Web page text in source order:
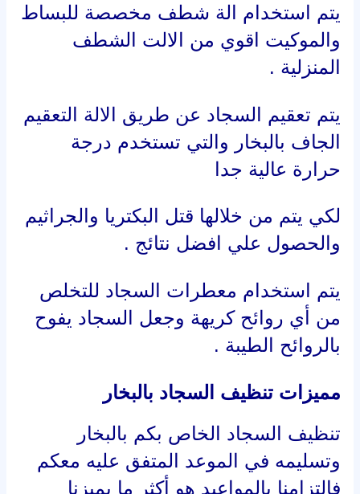
يتم استخدام الة شطف مخصصة للبساط
والموكيت اقوي من الالت الشطف
المنزلية .
يتم تعقيم السجاد عن طريق الالة التعقيم
الجاف بالبخار والتي تستخدم درجة
حرارة عالية جدا
لكي يتم من خلالها قتل البكتريا والجراثيم
والحصول علي افضل نتائج .
يتم استخدام معطرات السجاد للتخلص
من أي روائح كريهة وجعل السجاد يفوح
بالروائح الطيبة .
مميزات تنظيف السجاد بالبخار
تنظيف السجاد الخاص بكم بالبخار
وتسليمه في الموعد المتفق عليه معكم
فالتزامنا بالمواعيد هو أكثر ما يميزنا